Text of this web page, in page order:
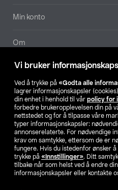
Vi bruker
Ved å trykke på «Godta alle
lagrer informasjonskapsler
din enhet i henhold til vår policy for
forbedre brukeropplevelsen din på
nettstedet og for å tilpasse våre
typer informasjonskapsler:
annonserelaterte. For nødvendige
krav om samtykke, ettersom de er
fungere. Hvis du istedenfor ønsker
trykke på «Innstillinger». Ditt
tilbake når som helst ved å endre
informasjonskapsler eller kontakte
Min konto
Om
Aktuelt
Våre selskaper
Finn
SE NO